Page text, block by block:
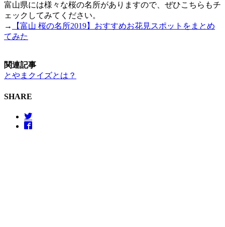
富山県には様々な桜の名所がありますので、ぜひこちらもチ
ェックしてみてください。
→
【富山 桜の名所2019】おすすめお花見スポットをまとめ
てみた
関連記事
とやまクイズとは？
SHARE